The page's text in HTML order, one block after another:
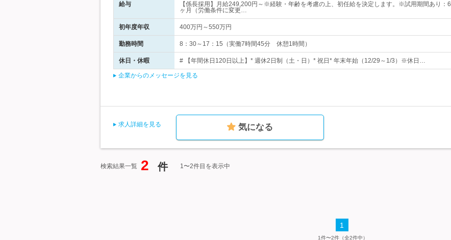
給与
【係長採用】月給249,200円～※経験・年齢を考慮の上、初任給を決定します。※試用期間あり：6
ヶ月（労働条件に変更…
初年度年収 400万円～550万円
勤務時間 8：30～17：15（実働7時間45分 休憩1時間）
休日・休暇 # 【年間休日120日以上】* 週休2日制（土・日）* 祝日* 年末年始（12/29～1/3）※休日…
企業からのメッセージを見る
求人詳細を見る 気になる
検索結果一覧 2 件 1〜2件目を表示中
1
1件〜2件（全2件中）